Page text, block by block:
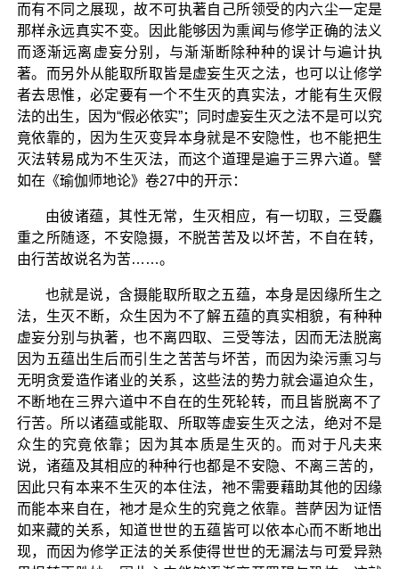
而有不同之展现，故不可执著自己所领受的内六尘一定是
那样永远真实不变。因此能够因为熏闻与修学正确的法义
而逐渐远离虚妄分别，与渐渐断除种种的误计与遍计执
著。而另外从能取所取皆是虚妄生灭之法，也可以让修学
者去思惟，必定要有一个不生灭的真实法，才能有生灭假
法的出生，因为“假必依实”；同时虚妄生灭之法不是可以究
竟依靠的，因为生灭变异本身就是不安隐性，也不能把生
灭法转易成为不生灭法，而这个道理是遍于三界六道。譬
如在《瑜伽师地论》卷27中的开示：
由彼诸蕴，其性无常，生灭相应，有一切取，三受麤
重之所随逐，不安隐摄，不脱苦苦及以坏苦，不自在转，
由行苦故说名为苦……。
也就是说，含摄能取所取之五蕴，本身是因缘所生之
法，生灭不断，众生因为不了解五蕴的真实相貌，有种种
虚妄分别与执著，也不离四取、三受等法，因而无法脱离
因为五蕴出生后而引生之苦苦与坏苦，而因为染污熏习与
无明贪爱造作诸业的关系，这些法的势力就会逼迫众生，
不断地在三界六道中不自在的生死轮转，而且皆脱离不了
行苦。所以诸蕴或能取、所取等虚妄生灭之法，绝对不是
众生的究竟依靠；因为其本质是生灭的。而对于凡夫来
说，诸蕴及其相应的种种行也都是不安隐、不离三苦的，
因此只有本来不生灭的本住法，祂不需要藉助其他的因缘
而能本来自在，祂才是众生的究竟之依靠。菩萨因为证悟
如来藏的关系，知道世世的五蕴皆可以依本心而不断地出
现，而因为修学正法的关系使得世世的无漏法与可爱异熟